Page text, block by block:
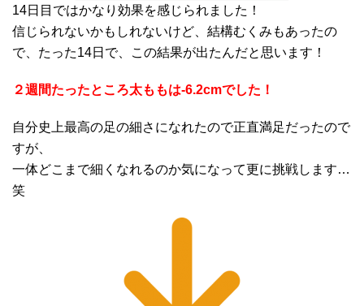
14日目ではかなり効果を感じられました！
信じられないかもしれないけど、結構むくみもあったの
で、たった14日で、この結果が出たんだと思います！
２週間たったところ太ももは-6.2cmでした！
自分史上最高の足の細さになれたので正直満足だったので
すが、
一体どこまで細くなれるのか気になって更に挑戦します…
笑